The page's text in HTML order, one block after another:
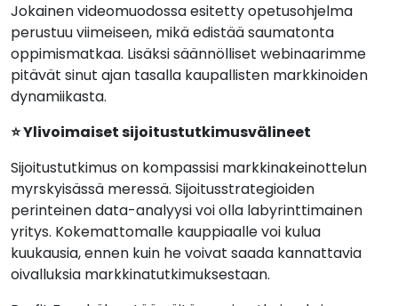
Jokainen videomuodossa esitetty opetusohjelma
perustuu viimeiseen, mikä edistää saumatonta
oppimismatkaa. Lisäksi säännölliset webinaarimme
pitävät sinut ajan tasalla kaupallisten markkinoiden
dynamiikasta.
⭐ Ylivoimaiset sijoitustutkimusvälineet
Sijoitustutkimus on kompassisi markkinakeinottelun
myrskyisässä meressä. Sijoitusstrategioiden
perinteinen data-analyysi voi olla labyrinttimainen
yritys. Kokemattomalle kauppiaalle voi kulua
kuukausia, ennen kuin he voivat saada kannattavia
oivalluksia markkinatutkimuksestaan.